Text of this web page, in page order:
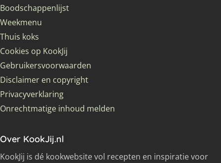
Boodschappenlijst
Weekmenu
Thuis koks
Cookies op KookJij
Gebruikersvoorwaarden
Disclaimer en copyright
Privacyverklaring
Onrechtmatige inhoud melden
Over KookJij.nl
KookJij is dé kookwebsite vol recepten en inspiratie voor